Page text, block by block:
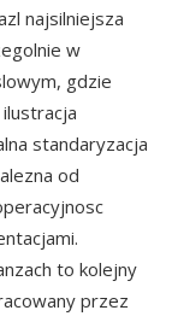
najsilniejsza
w
gdzie
standaryzacja
od
to kolejny
przez